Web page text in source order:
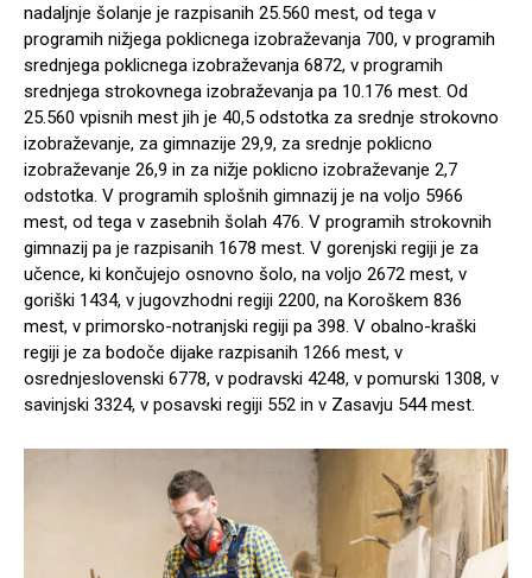
nadaljnje šolanje je razpisanih 25.560 mest, od tega v
programih nižjega poklicnega izobraževanja 700, v programih
srednjega poklicnega izobraževanja 6872, v programih
srednjega strokovnega izobraževanja pa 10.176 mest. Od
25.560 vpisnih mest jih je 40,5 odstotka za srednje strokovno
izobraževanje, za gimnazije 29,9, za srednje poklicno
izobraževanje 26,9 in za nižje poklicno izobraževanje 2,7
odstotka. V programih splošnih gimnazij je na voljo 5966
mest, od tega v zasebnih šolah 476. V programih strokovnih
gimnazij pa je razpisanih 1678 mest. V gorenjski regiji je za
učence, ki končujejo osnovno šolo, na voljo 2672 mest, v
goriški 1434, v jugovzhodni regiji 2200, na Koroškem 836
mest, v primorsko-notranjski regiji pa 398. V obalno-kraški
regiji je za bodoče dijake razpisanih 1266 mest, v
osrednjeslovenski 6778, v podravski 4248, v pomurski 1308, v
savinjski 3324, v posavski regiji 552 in v Zasavju 544 mest.